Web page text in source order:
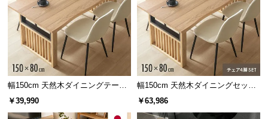
幅150cm 天然木ダイニングテーブ
ル 一枚板デザイン 4人掛け
￥39,990
幅150cm 天然木ダイニングセット
一枚板デザイン 4人掛け
￥63,986